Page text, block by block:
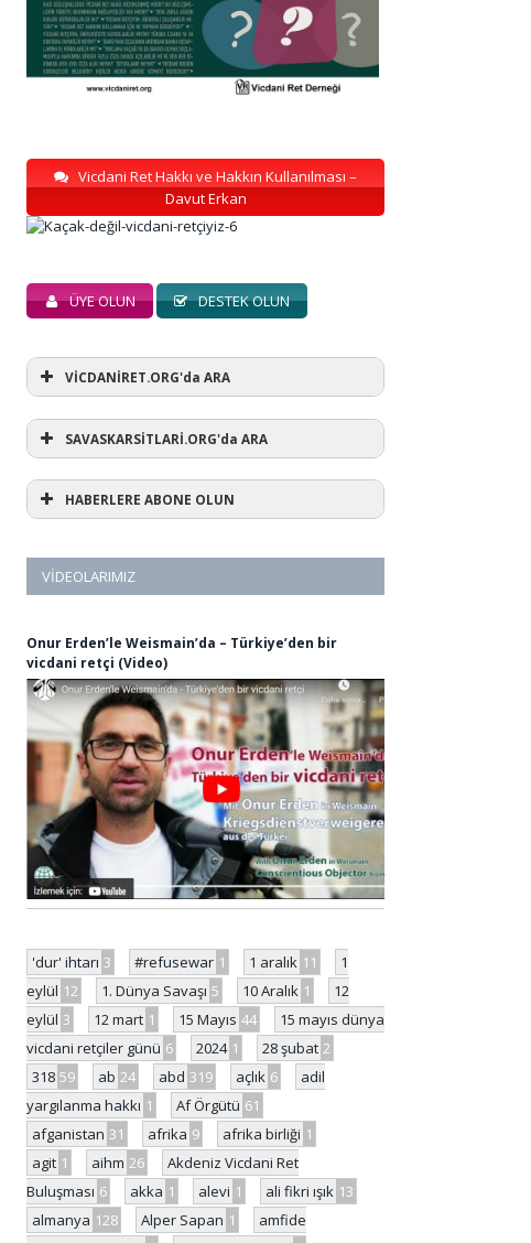
Vicdani Ret Hakkı ve Hakkın Kullanılması –
Davut Erkan
ÜYE OLUN DESTEK OLUN
VİCDANİRET.ORG'da ARA
SAVASKARSİTLARİ.ORG'da ARA
HABERLERE ABONE OLUN
VIDEOLARIMIZ
Onur Erden’le Weismain’da – Türkiye’den bir
vicdani retçi (Video)
'dur' ihtarı 3 #refusewar 1 1 aralık 11
1
eylül 12 1. Dünya Savaşı 5 10 Aralık 1
12
eylül 3 12 mart 1 15 Mayıs 44
15 mayıs dünya
vicdani retçiler günü 6 2024 1 28 şubat 2
318 59 ab 24 abd 319 açlık 6
adil
yargılanma hakkı 1 Af Örgütü 61
afganistan 31 afrika 9 afrika birliği 1
agit 1 aihm 26
Akdeniz Vicdani Ret
Buluşması 6 akka 1 alevi 1 ali fikri ışık 13
almanya 128 Alper Sapan 1
amfide